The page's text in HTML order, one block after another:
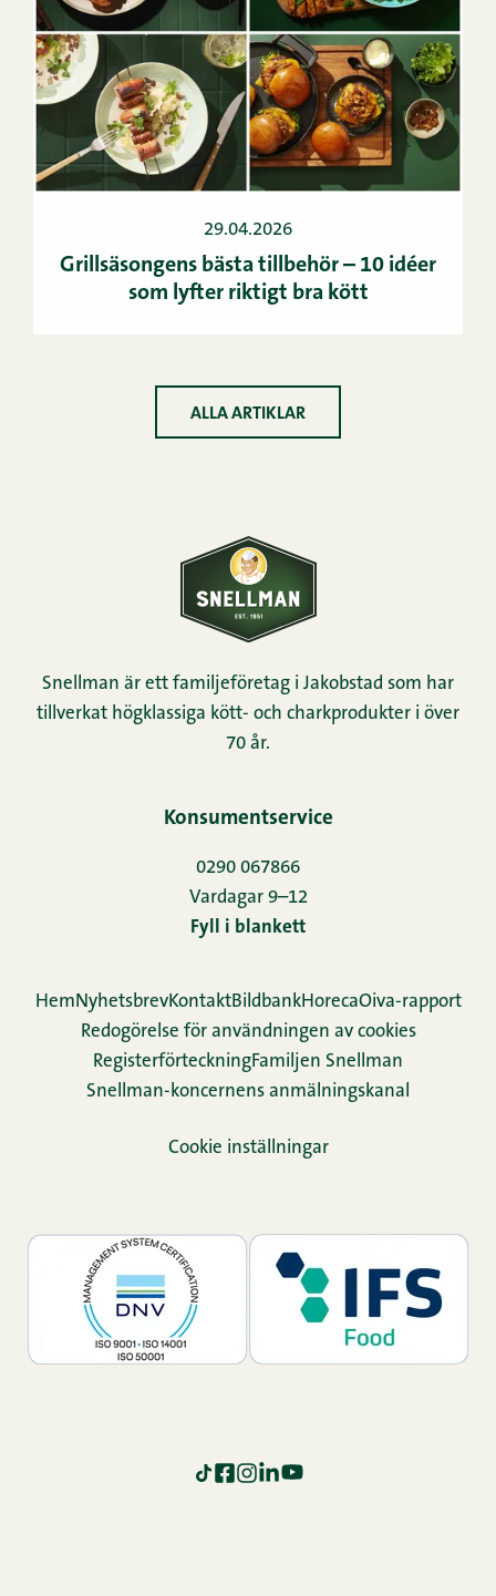
29.04.2026
Grillsäsongens bästa tillbehör – 10 idéer
som lyfter riktigt bra kött
ALLA ARTIKLAR
Snellman är ett familjeföretag i Jakobstad som har
tillverkat högklassiga kött- och charkprodukter i över
70 år.
Konsumentservice
0290 067866
Vardagar 9–12
Fyll i blankett
HemNyhetsbrevKontaktBildbankHorecaOiva-rapport
Redogörelse för användningen av cookies
Re­gis­ter­för­teck­ningFamiljen Snellman
Snellman-koncernens anmälningskanal
Cookie inställningar
TikTok
Facebook
Instagram
LinkedIn
YouTube